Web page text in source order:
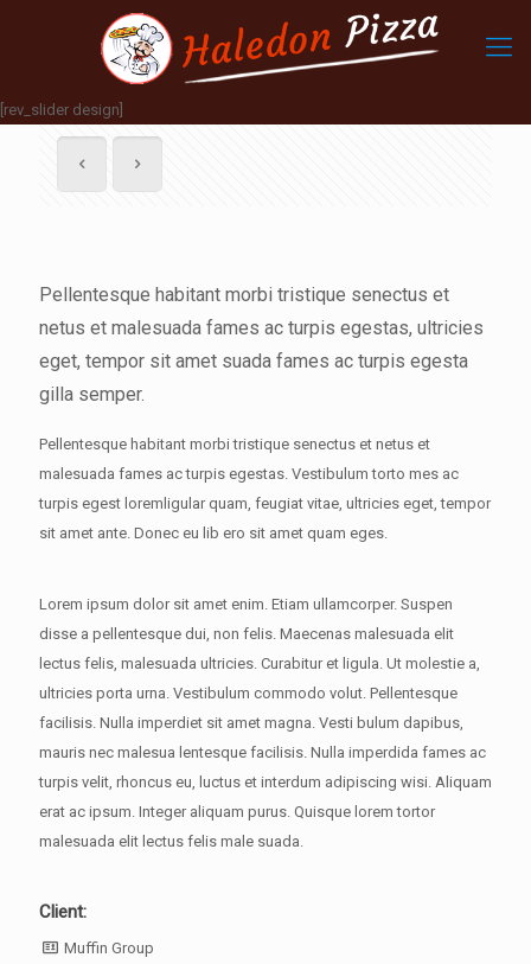
[rev_slider design]
Pellentesque habitant morbi tristique senectus et
netus et malesuada fames ac turpis egestas, ultricies
eget, tempor sit amet suada fames ac turpis egesta
gilla semper.
Pellentesque habitant morbi tristique senectus et netus et
malesuada fames ac turpis egestas. Vestibulum torto mes ac
turpis egest loremligular quam, feugiat vitae, ultricies eget, tempor
sit amet ante. Donec eu lib ero sit amet quam eges.
Lorem ipsum dolor sit amet enim. Etiam ullamcorper. Suspen
disse a pellentesque dui, non felis. Maecenas malesuada elit
lectus felis, malesuada ultricies. Curabitur et ligula. Ut molestie a,
ultricies porta urna. Vestibulum commodo volut. Pellentesque
facilisis. Nulla imperdiet sit amet magna. Vesti bulum dapibus,
mauris nec malesua lentesque facilisis. Nulla imperdida fames ac
turpis velit, rhoncus eu, luctus et interdum adipiscing wisi. Aliquam
erat ac ipsum. Integer aliquam purus. Quisque lorem tortor
malesuada elit lectus felis male suada.
Client:
Muffin Group